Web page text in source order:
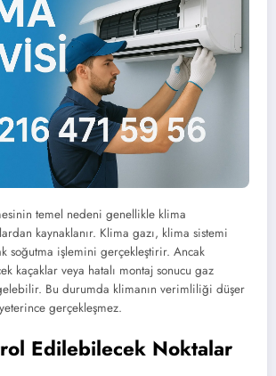
temel nedeni genellikle klima
kaynaklanır. Klima gazı, klima sistemi
soğutma işlemini gerçekleştirir. Ancak
kaçaklar veya hatalı montaj sonucu gaz
gelebilir. Bu durumda klimanın verimliliği düşer
gerçekleşmez.
Edilebilecek Noktalar